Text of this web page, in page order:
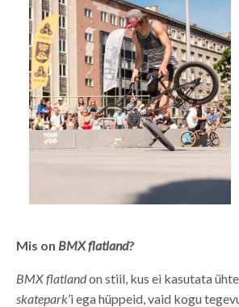
Mis on BMX flatland?
BMX flatlandon stiil, kus ei kasutata
skatepark’i ega hüppeid, vaid kogu